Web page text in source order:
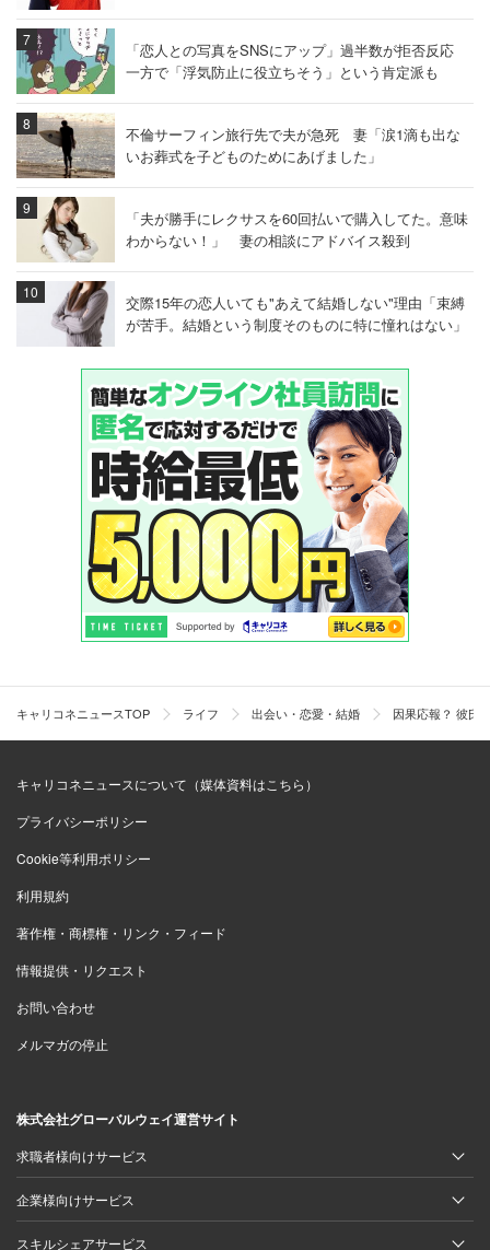
「恋人との写真をSNSにアップ」過半数が拒否反応
一方で「浮気防止に役立ちそう」という肯定派も
不倫サーフィン旅行先で夫が急死 妻「涙1滴も出な
いお葬式を子どものためにあげました」
「夫が勝手にレクサスを60回払いで購入してた。意味
わからない！」 妻の相談にアドバイス殺到
交際15年の恋人いても"あえて結婚しない"理由「束縛
が苦手。結婚という制度そのものに特に憧れはない」
キャリコネニュースTOP ライフ 出会い・恋愛・結婚 因果応報？ 彼氏
キャリコネニュースについて（媒体資料はこちら）
プライバシーポリシー
Cookie等利用ポリシー
利用規約
著作権・商標権・リンク・フィード
情報提供・リクエスト
お問い合わせ
メルマガの停止
株式会社グローバルウェイ運営サイト
求職者様向けサービス
企業様向けサービス
スキルシェアサービス